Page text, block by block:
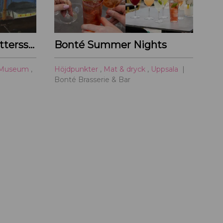
r
t
i
l
Primus Mortimer Pettersson
,
Bonté Summer Nights
Höjdpunkter , Mat & dryck , Uppsala
Bonté Brasserie & Bar